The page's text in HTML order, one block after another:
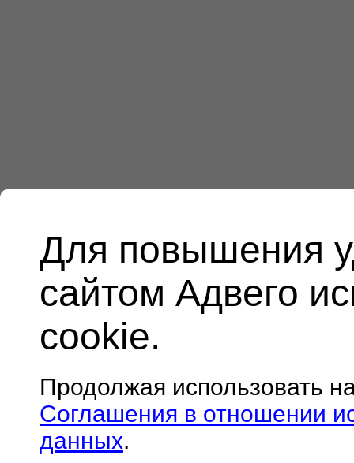
Для повышения
сайтом Адвего
cookie.
Продолжая использовать
Соглашения в отношении
данных.